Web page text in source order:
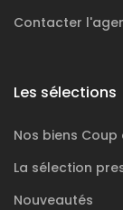
Contacter
Les sélections
Nos biens Coup
La sélection
Nouveautés